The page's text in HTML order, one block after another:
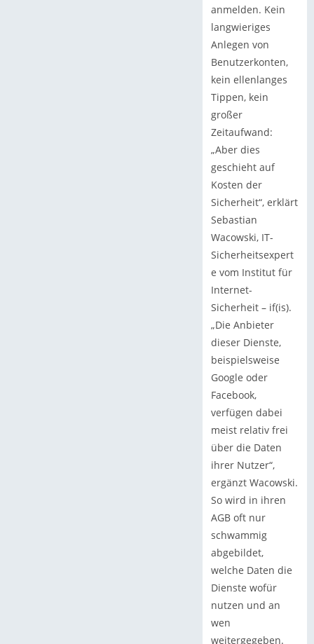
anmelden. Kein
langwieriges
Anlegen von
Benutzerkonten,
kein ellenlanges
Tippen, kein
großer
Zeitaufwand:
„Aber dies
geschieht auf
Kosten der
Sicherheit“, erklärt
Sebastian
Wacowski, IT-
Sicherheitsexpert
e vom Institut für
Internet-
Sicherheit – if(is).
„Die Anbieter
dieser Dienste,
beispielsweise
Google oder
Facebook,
verfügen dabei
meist relativ frei
über die Daten
ihrer Nutzer“,
ergänzt Wacowski.
So wird in ihren
AGB oft nur
schwammig
abgebildet,
welche Daten die
Dienste wofür
nutzen und an
wen
weitergegeben.